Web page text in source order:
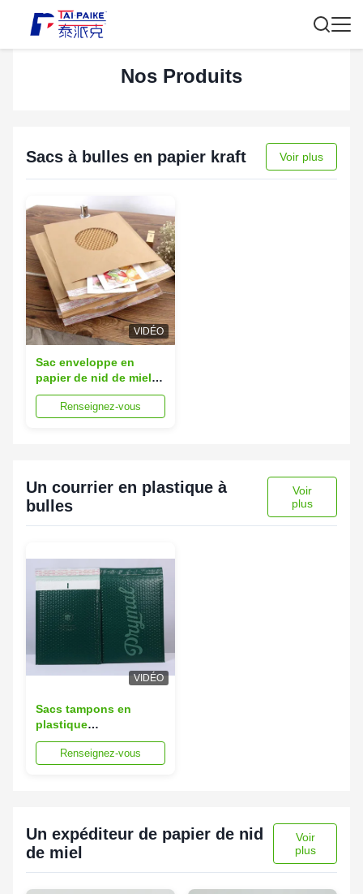
Nos Produits
Sacs à bulles en papier kraft Voir plus
VIDÉO
Sac enveloppe en
papier de nid de miel
personnalisable pour
la livraison express
Renseignez-vous
Un courrier en plastique à
bulles
Voir
plus
VIDÉO
Sacs tampons en
plastique
personnalisables
Renseignez-vous
Un expéditeur de papier de nid
de miel
Voir
plus